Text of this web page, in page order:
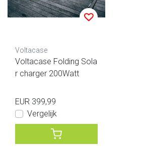
Voltacase
Voltacase Folding Sola
r charger 200Watt
EUR 399,99
Vergelijk